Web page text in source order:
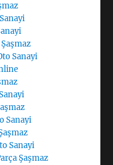
Sanayi
Sanayi
Sanayi
Şaşmaz